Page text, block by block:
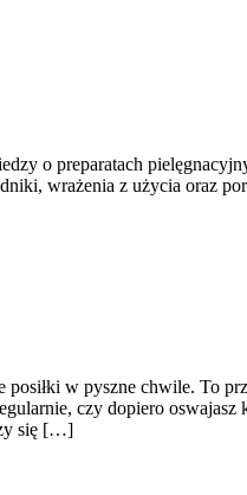
o preparatach
wrażenia z użycia oraz
w pyszne chwile. To
czy dopiero
się […]